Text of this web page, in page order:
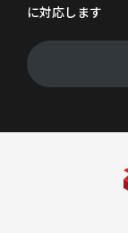
に対応します